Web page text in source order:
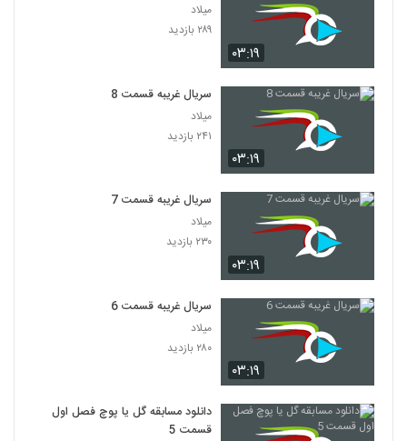
۰۳:۱۹
میلاد
۲۸۹ بازدید
۰۳:۱۹
سریال غریبه قسمت 8
میلاد
۲۴۱ بازدید
۰۳:۱۹
سریال غریبه قسمت 7
میلاد
۲۳۰ بازدید
۰۳:۱۹
سریال غریبه قسمت 6
میلاد
۲۸۰ بازدید
دانلود مسابقه گل یا پوچ فصل اول
قسمت 5